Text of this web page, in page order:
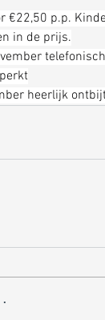
€22,50 p.p.
in de prijs.
heerlijk